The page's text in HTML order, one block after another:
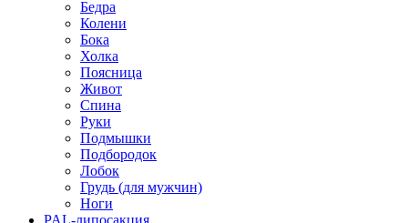
Бедра
Колени
Бока
Холка
Поясница
Живот
Спина
Руки
Подмышки
Подбородок
Лобок
Грудь (для мужчин)
Ноги
PAL-липосакция